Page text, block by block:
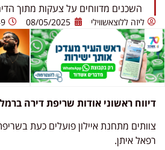
השכנים מדווחים על צעקות מתוך
ליזה ללוצאשווילי 08/05/2025
דיווח ראשוני אודות שריפת דירה
צוותים מתחנת איילון פועלים כעת
רפאל איתן.